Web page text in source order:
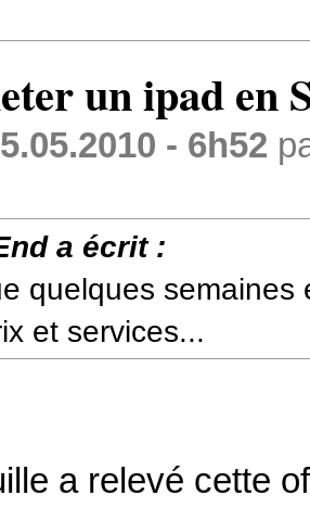
un ipad en
- 6h52
a écrit :
quelques
et services...
a relevé cette